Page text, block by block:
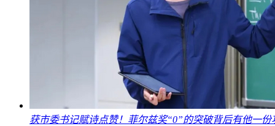
获市委书记赋诗点赞！菲尔兹奖“0”的突破背后有他一份